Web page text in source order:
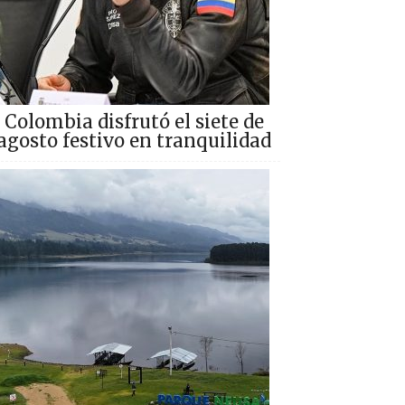
Colombia disfrutó el siete de
festivo en tranquilidad